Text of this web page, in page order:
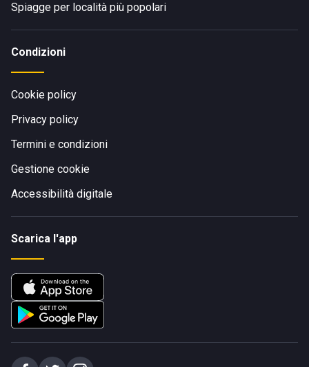
Spiagge per località più popolari
Condizioni
Cookie policy
Privacy policy
Termini e condizioni
Gestione cookie
Accessibilità digitale
Scarica l'app